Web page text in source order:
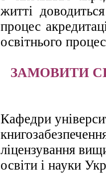
житті
процес
освітнього
ЗАМОВИТИ
Кафедри
ліцензування
освіти і науки